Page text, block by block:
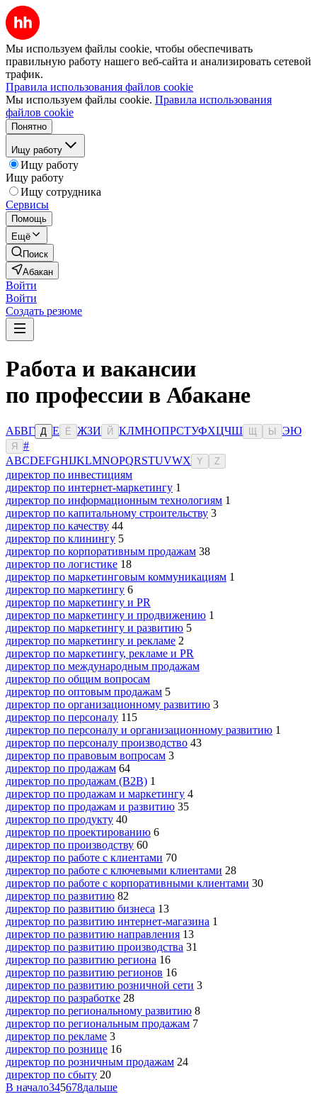
Мы используем файлы cookie, чтобы обеспечивать
правильную работу нашего веб-сайта и анализировать сетевой
трафик.
Правила использования файлов cookie
Мы используем файлы cookie. Правила использования
файлов cookie
Понятно
Ищу работу
Ищу работу
Ищу работу
Ищу сотрудника
Сервисы
Помощь
Ещё
Поиск
Абакан
Войти
Войти
Создать резюме
Работа и вакансии
по профессии в Абакане
АБВГ Д Е Ё ЖЗИ Й КЛМНОПРСТУФХЦЧШ Ы ЭЮ
Я
#
ABCDEFGHIJKLMNOPQRSTUVWX Y Z
директор по инвестициям
директор по интернет-маркетингу 1
директор по информационным технологиям 1
директор по капитальному строительству 3
директор по качеству 44
директор по клинингу 5
директор по корпоративным продажам 38
директор по логистике 18
директор по маркетинговым коммуникациям 1
директор по маркетингу 6
директор по маркетингу и PR
директор по маркетингу и продвижению 1
директор по маркетингу и развитию 5
директор по маркетингу и рекламе 2
директор по маркетингу, рекламе и PR
директор по международным продажам
директор по общим вопросам
директор по оптовым продажам 5
директор по организационному развитию 3
директор по персоналу 115
директор по персоналу и организационному развитию 1
директор по персоналу производство 43
директор по правовым вопросам 3
директор по продажам 64
директор по продажам (B2B) 1
директор по продажам и маркетингу 4
директор по продажам и развитию 35
директор по продукту 40
директор по проектированию 6
директор по производству 60
директор по работе с клиентами 70
директор по работе с ключевыми клиентами 28
директор по работе с корпоративными клиентами 30
директор по развитию 82
директор по развитию бизнеса 13
директор по развитию интернет-магазина 1
директор по развитию направления 13
директор по развитию производства 31
директор по развитию региона 16
директор по развитию регионов 16
директор по развитию розничной сети 3
директор по разработке 28
директор по региональному развитию 8
директор по региональным продажам 7
директор по рекламе 3
директор по рознице 16
директор по розничным продажам 24
директор по сбыту 20
В начало345678дальше